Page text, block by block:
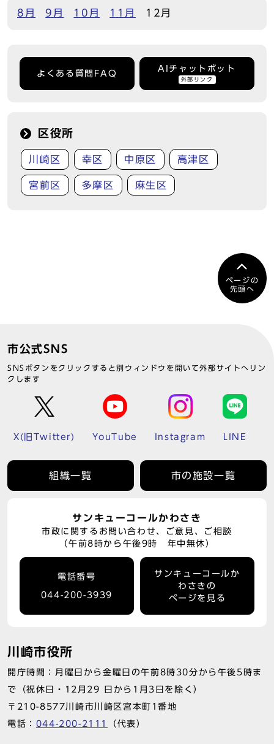
8月 9月 10月 11月 12月
よくある質問FAQ
AIチャットボット
外部リンク
区役所
川崎区 幸区 中原区 高津区
宮前区 多摩区 麻生区
ページの
先頭へ
市公式SNS
SNSボタンをクリックすると別ウィンドウを開いて外部サイトへリン
クします
X(旧Twitter) YouTube Instagram LINE
組織一覧 市の施設一覧
サンキューコールかわさき
市政に関するお問い合わせ、ご意見、ご相談
（午前8時から午後9時 年中無休）
電話番号
044-200-3939
サンキューコールか
わさきの
ページを見る
川崎市役所
開庁時間：月曜日から金曜日の午前8時30分から午後5時ま
で（祝休日・12月29 日から1月3日を除く）
〒210-8577川崎市川崎区宮本町1番地
電話： 044-200-2111 （代表）